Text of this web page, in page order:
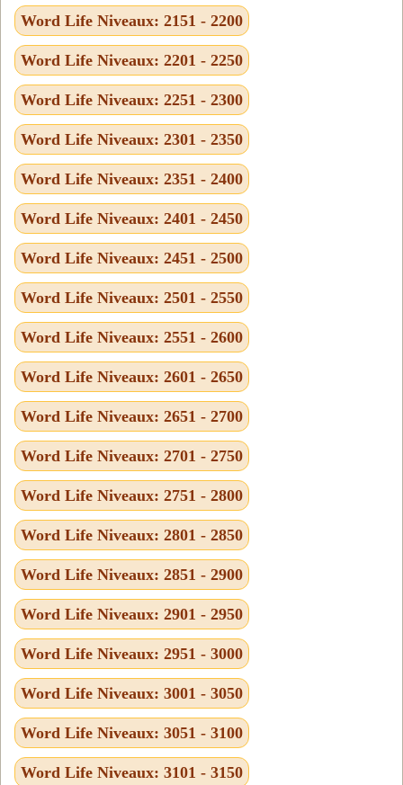
Word Life Niveaux: 2151 - 2200
Word Life Niveaux: 2201 - 2250
Word Life Niveaux: 2251 - 2300
Word Life Niveaux: 2301 - 2350
Word Life Niveaux: 2351 - 2400
Word Life Niveaux: 2401 - 2450
Word Life Niveaux: 2451 - 2500
Word Life Niveaux: 2501 - 2550
Word Life Niveaux: 2551 - 2600
Word Life Niveaux: 2601 - 2650
Word Life Niveaux: 2651 - 2700
Word Life Niveaux: 2701 - 2750
Word Life Niveaux: 2751 - 2800
Word Life Niveaux: 2801 - 2850
Word Life Niveaux: 2851 - 2900
Word Life Niveaux: 2901 - 2950
Word Life Niveaux: 2951 - 3000
Word Life Niveaux: 3001 - 3050
Word Life Niveaux: 3051 - 3100
Word Life Niveaux: 3101 - 3150